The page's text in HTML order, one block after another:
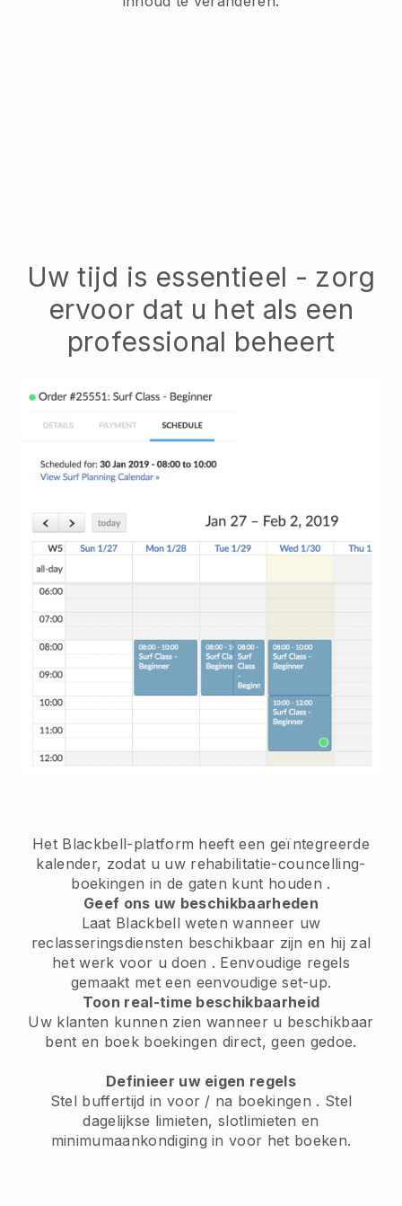
Uw tijd is essentieel - zorg
ervoor dat u het als een
professional beheert
Het Blackbell-platform heeft een geïntegreerde
kalender, zodat u uw rehabilitatie-councelling-
boekingen in de gaten kunt houden .
Geef ons uw beschikbaarheden
Laat Blackbell weten wanneer uw
reclasseringsdiensten beschikbaar zijn en hij zal
het werk voor u doen . Eenvoudige regels
gemaakt met een eenvoudige set-up.
Toon real-time beschikbaarheid
Uw klanten kunnen zien wanneer u beschikbaar
bent en boek boekingen direct, geen gedoe.
Definieer uw eigen regels
Stel buffertijd in voor / na boekingen . Stel
dagelijkse limieten, slotlimieten en
minimumaankondiging in voor het boeken.